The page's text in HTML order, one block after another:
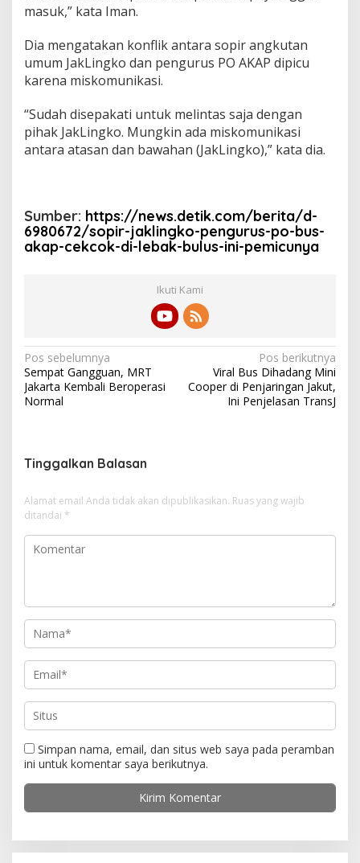
masuk,” kata Iman.
Dia mengatakan konflik antara sopir angkutan
umum JakLingko dan pengurus PO AKAP dipicu
karena miskomunikasi.
“Sudah disepakati untuk melintas saja dengan
pihak JakLingko. Mungkin ada miskomunikasi
antara atasan dan bawahan (JakLingko),” kata dia.
Sumber: https://news.detik.com/berita/d-
6980672/sopir-jaklingko-pengurus-po-bus-
akap-cekcok-di-lebak-bulus-ini-pemicunya
Ikuti Kami
N
a
v
g
a
s
i
p
Pos sebelumnya
Sempat Gangguan, MRT
Jakarta Kembali Beroperasi
Normal
Pos berikutnya
Viral Bus Dihadang Mini
Cooper di Penjaringan Jakut,
Ini Penjelasan TransJ
Tinggalkan Balasan
Alamat email Anda tidak akan dipublikasikan. Ruas yang wajib
ditandai *
Simpan nama, email, dan situs web saya pada peramban
ini untuk komentar saya berikutnya.